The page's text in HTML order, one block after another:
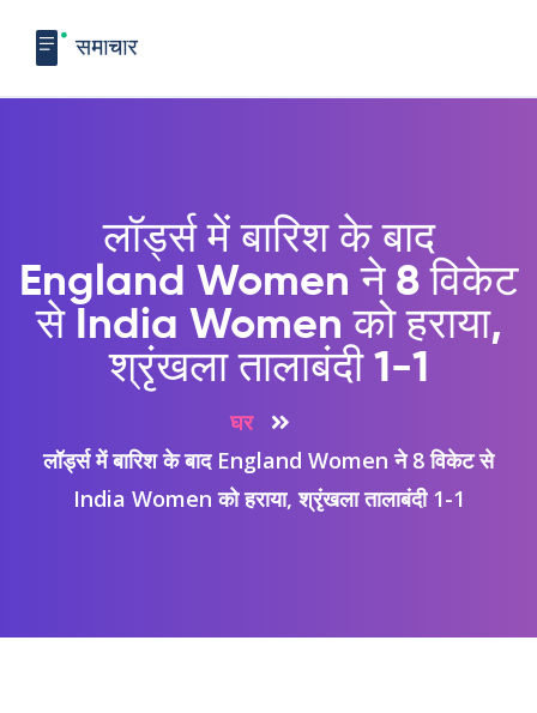
लॉर्ड्स में बारिश के बाद
England Women ने 8 विकेट
से India Women को हराया,
श्रृंखला तालाबंदी 1-1
घर
लॉर्ड्स में बारिश के बाद England Women ने 8 विकेट से
India Women को हराया, श्रृंखला तालाबंदी 1-1